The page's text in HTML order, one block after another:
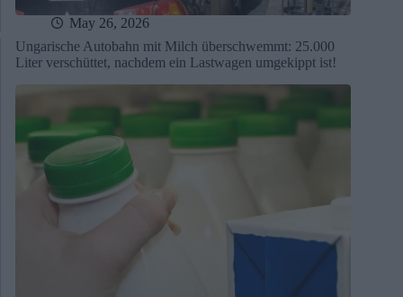
May 26, 2026
Ungarische Autobahn mit Milch überschwemmt: 25.000
Liter verschüttet, nachdem ein Lastwagen umgekippt ist!